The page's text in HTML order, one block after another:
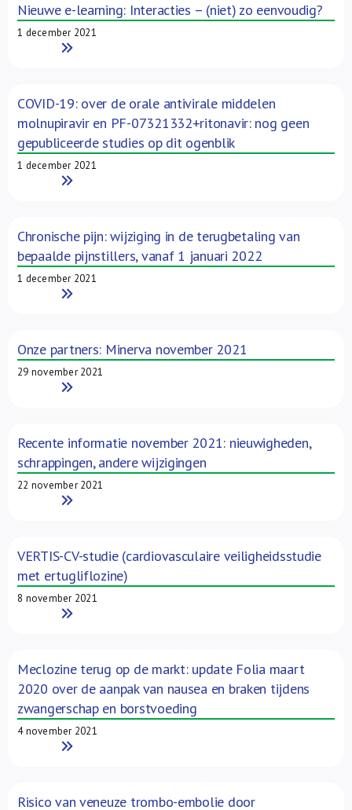
Nieuwe e-learning: Interacties – (niet) zo eenvoudig?
1 december 2021
Read More
COVID-19: over de orale antivirale middelen
molnupiravir en PF-07321332+ritonavir: nog geen
gepubliceerde studies op dit ogenblik
1 december 2021
Read More
Chronische pijn: wijziging in de terugbetaling van
bepaalde pijnstillers, vanaf 1 januari 2022
1 december 2021
Read More
Onze partners: Minerva november 2021
29 november 2021
Read More
Recente informatie november 2021: nieuwigheden,
schrappingen, andere wijzigingen
22 november 2021
Read More
VERTIS-CV-studie (cardiovasculaire veiligheidsstudie
met ertugliflozine)
8 november 2021
Read More
Meclozine terug op de markt: update Folia maart
2020 over de aanpak van nausea en braken tijdens
zwangerschap en borstvoeding
4 november 2021
Read More
Risico van veneuze trombo-embolie door